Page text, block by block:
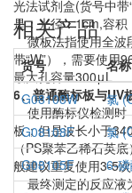
光法试剂盒(货号中
是：光径：1cm,容
微板法指使用全波
带“W”），需要使用
最大孔容量300μL
6、普通酶标板与UV
使用酶标仪检测时
板；但是波长小于
（PS聚苯乙稀石英
般建议重复使用3-5
最终测定的反应液
相关产品
货号
名称
G08108W
氯
G08108F
氯
G08105F
6-